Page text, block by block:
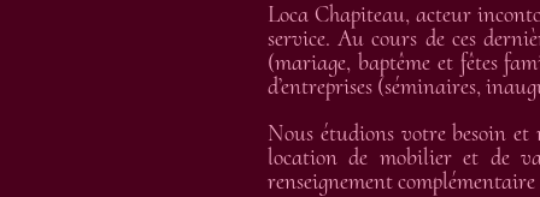
Loca Chapiteau, acteur
service. Au cours de ces
(mariage, baptême et fêtes
d’entreprises (séminaires,
Nous étudions votre besoin
location de mobilier et de
renseignement